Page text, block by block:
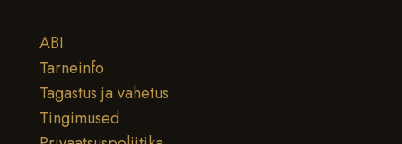
ABI
Tarneinfo
Tagastus ja vahetus
Tingimused